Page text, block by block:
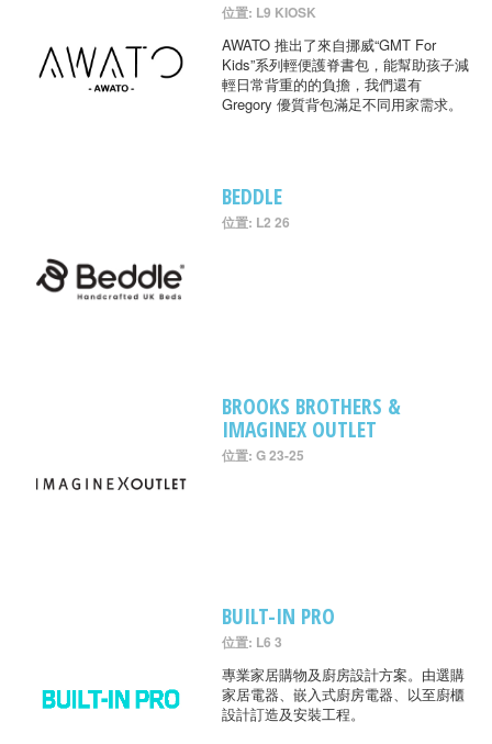
位置: L9 KIOSK
AWATO 推出了來自挪威“GMT For
Kids”系列輕便護脊書包，能幫助孩子減
輕日常背重的的負擔，我們還有
Gregory 優質背包滿足不同用家需求。
BEDDLE
位置: L2 26
BROOKS BROTHERS &
IMAGINEX OUTLET
位置: G 23-25
BUILT-IN PRO
位置: L6 3
專業家居購物及廚房設計方案。由選購
家居電器、嵌入式廚房電器、以至廚櫃
設計訂造及安裝工程。